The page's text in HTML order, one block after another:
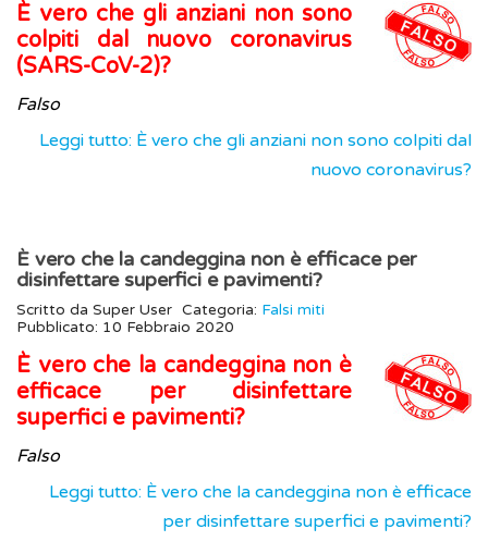
È vero che gli anziani non sono
colpiti dal nuovo coronavirus
(SARS-CoV-2)?
Falso
Leggi tutto: È vero che gli anziani non sono colpiti dal
nuovo coronavirus?
È vero che la candeggina non è efficace per
disinfettare superfici e pavimenti?
Scritto da Super User Categoria: Falsi miti
Pubblicato: 10 Febbraio 2020
È vero che la candeggina non è
efficace per disinfettare
superfici e pavimenti?
Falso
Leggi tutto: È vero che la candeggina non è efficace
per disinfettare superfici e pavimenti?